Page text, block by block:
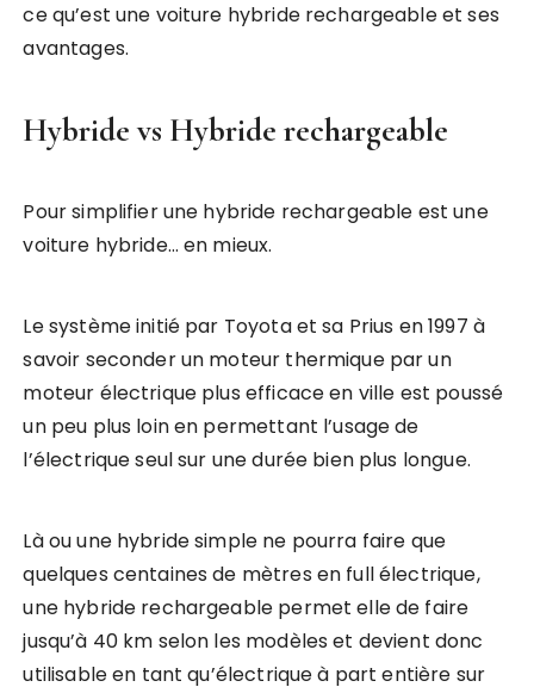
ce qu’est une voiture hybride rechargeable et ses
avantages.
Hybride vs Hybride rechargeable
Pour simplifier une hybride rechargeable est une
voiture hybride… en mieux.
Le système initié par Toyota et sa Prius en 1997 à
savoir seconder un moteur thermique par un
moteur électrique plus efficace en ville est poussé
un peu plus loin en permettant l’usage de
l’électrique seul sur une durée bien plus longue.
Là ou une hybride simple ne pourra faire que
quelques centaines de mètres en full électrique,
une hybride rechargeable permet elle de faire
jusqu’à 40 km selon les modèles et devient donc
utilisable en tant qu’électrique à part entière sur